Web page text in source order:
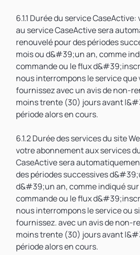
6.1.1 Durée du service
au service CaseActive sera
renouvelé pour des périodes
mois ou d&#39;un an, comme
commande ou le flux
nous interrompons le service que
fournissez avec un avis de non-
moins trente (30) jours avant
période alors en cours.
6.1.2 Durée des services du site
votre abonnement aux services
CaseActive sera
des périodes successives
d&#39;un an, comme indiqué sur
commande ou le flux
nous interrompons le service ou
fournissez. avec un avis de non-
moins trente (30) jours avant
période alors en cours.